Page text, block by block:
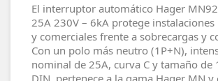
El interruptor automático Hager
25A 230V – 6kA protege instalaciones
y comerciales frente a sobrecargas y
Con un polo más neutro (1P+N),
nominal de 25A, curva C y tamaño de
DIN, pertenece a la gama Hager MN y